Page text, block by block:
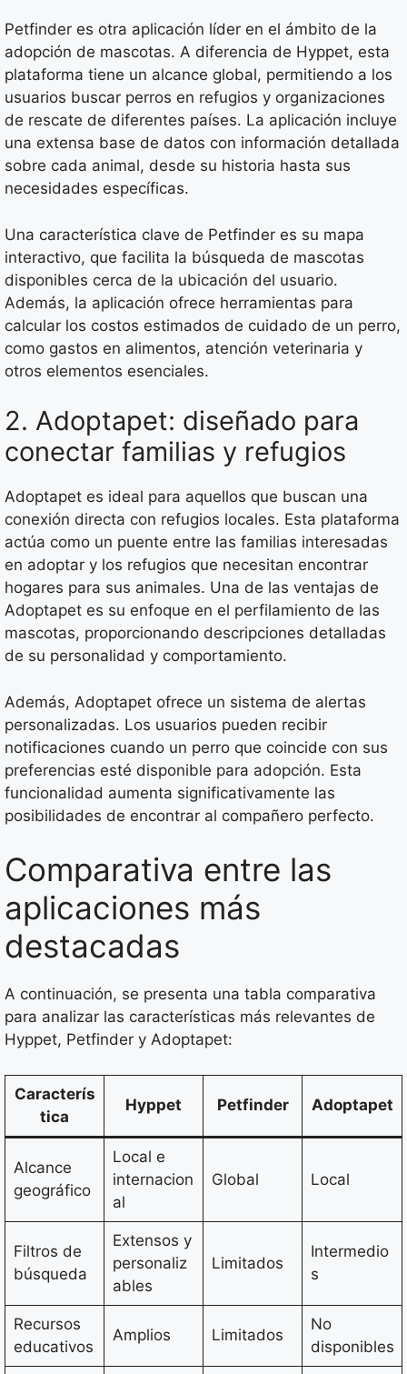
Petfinder es otra aplicación líder en el ámbito de la
adopción de mascotas. A diferencia de Hyppet, esta
plataforma tiene un alcance global, permitiendo a los
usuarios buscar perros en refugios y organizaciones
de rescate de diferentes países. La aplicación incluye
una extensa base de datos con información detallada
sobre cada animal, desde su historia hasta sus
necesidades específicas.
Una característica clave de Petfinder es su mapa
interactivo, que facilita la búsqueda de mascotas
disponibles cerca de la ubicación del usuario.
Además, la aplicación ofrece herramientas para
calcular los costos estimados de cuidado de un perro,
como gastos en alimentos, atención veterinaria y
otros elementos esenciales.
2. Adoptapet: diseñado para
conectar familias y refugios
Adoptapet es ideal para aquellos que buscan una
conexión directa con refugios locales. Esta plataforma
actúa como un puente entre las familias interesadas
en adoptar y los refugios que necesitan encontrar
hogares para sus animales. Una de las ventajas de
Adoptapet es su enfoque en el perfilamiento de las
mascotas, proporcionando descripciones detalladas
de su personalidad y comportamiento.
Además, Adoptapet ofrece un sistema de alertas
personalizadas. Los usuarios pueden recibir
notificaciones cuando un perro que coincide con sus
preferencias esté disponible para adopción. Esta
funcionalidad aumenta significativamente las
posibilidades de encontrar al compañero perfecto.
Comparativa entre las
aplicaciones más
destacadas
A continuación, se presenta una tabla comparativa
para analizar las características más relevantes de
Hyppet, Petfinder y Adoptapet:
Caracterís
tica
Hyppet Petfinder Adoptapet
Alcance
geográfico
Local e
internacion
al
Global Local
Filtros de
búsqueda
Extensos y
personaliz
ables
Limitados
Intermedio
s
Recursos
educativos
Amplios Limitados
No
disponibles